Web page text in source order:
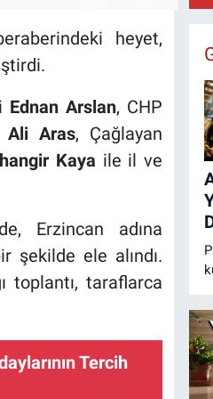
heyet,
Ednan Arslan, CHP
Ali Aras, Çağlayan
Kaya ile il ve
Erzincan adına
şekilde ele alındı.
toplantı, taraflarca
Tercih